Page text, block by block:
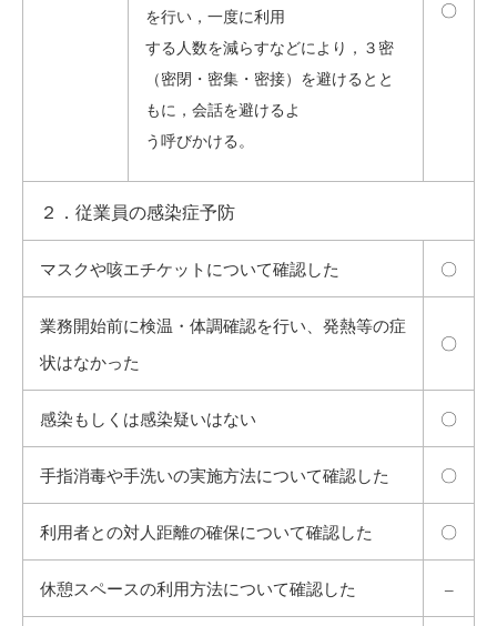
を行い，一度に利用
する人数を減らすなどにより，３密
（密閉・密集・密接）を避けるとと
もに，会話を避けるよ
う呼びかける。
〇
２．従業員の感染症予防
マスクや咳エチケットについて確認した 〇
業務開始前に検温・体調確認を行い、発熱等の症
状はなかった
〇
感染もしくは感染疑いはない 〇
手指消毒や手洗いの実施方法について確認した 〇
利用者との対人距離の確保について確認した 〇
休憩スペースの利用方法について確認した –